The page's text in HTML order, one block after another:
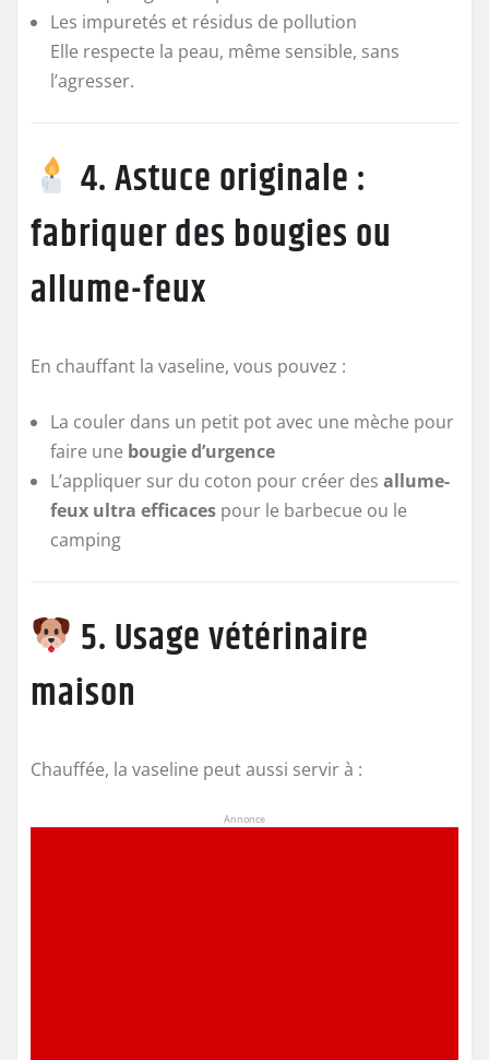
Les impuretés et résidus de pollution
Elle respecte la peau, même sensible, sans
l’agresser.
4. Astuce originale :
fabriquer des bougies ou
allume-feux
En chauffant la vaseline, vous pouvez :
La couler dans un petit pot avec une mèche pour
faire une bougie d’urgence
L’appliquer sur du coton pour créer des allume-
feux ultra efficaces pour le barbecue ou le
camping
5. Usage vétérinaire
maison
Chauffée, la vaseline peut aussi servir à :
Annonce